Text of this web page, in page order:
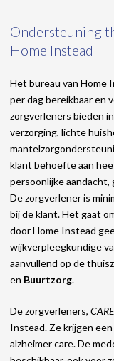
Ondersteuning
Home Instead
Het bureau van Home
per dag bereikbaar en
zorgverleners bieden
verzorging, lichte
klant behoefte aan
persoonlijke
De zorgverlener is
bij de klant. Het gaat
door Home Instead
wijkverpleegkundige
aanvullend op de
en Buurtzorg.
De zorgverleners,
Instead. Ze krijgen
alzheimer care. De